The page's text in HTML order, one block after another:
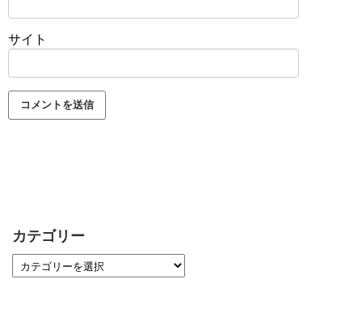
サイト
カテゴリー